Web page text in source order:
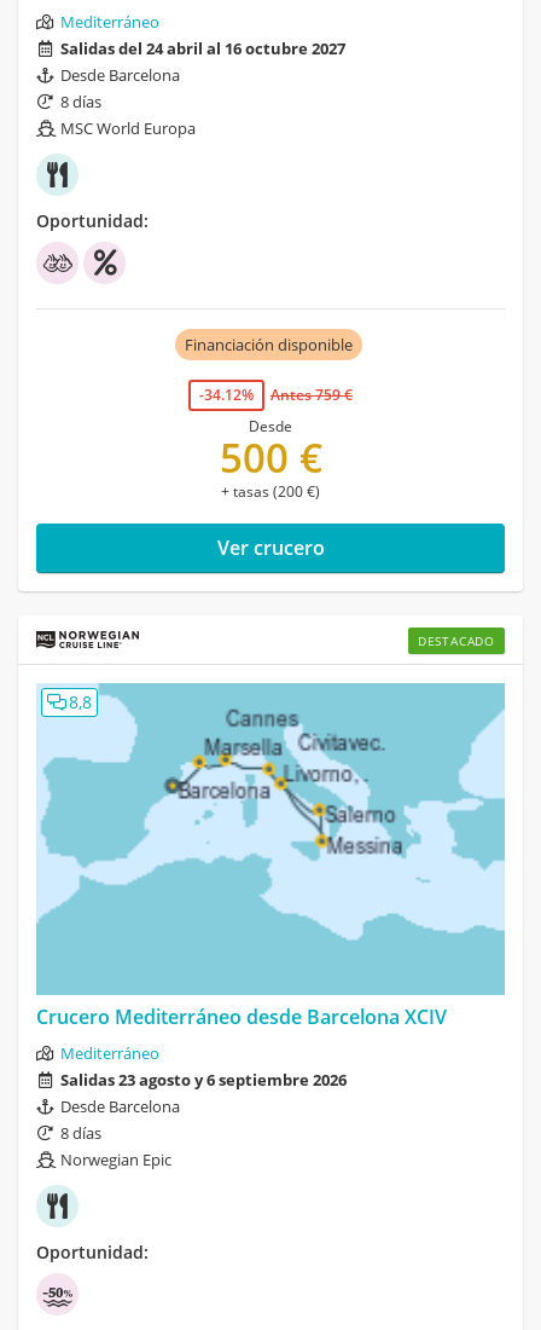
Mediterráneo
Salidas del 24 abril al 16 octubre 2027
Desde Barcelona
8 días
MSC World Europa
Oportunidad:
Financiación disponible
-34.12%
Antes 759 €
Desde
500 €
+ tasas (200 €)
Ver crucero
DESTACADO
8,8
Crucero Mediterráneo desde Barcelona XCIV
Mediterráneo
Salidas 23 agosto y 6 septiembre 2026
Desde Barcelona
8 días
Norwegian Epic
Oportunidad: